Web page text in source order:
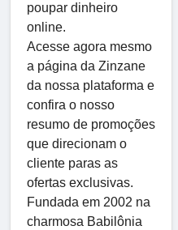
poupar dinheiro
online.
Acesse agora mesmo
a página da Zinzane
da nossa plataforma e
confira o nosso
resumo de promoções
que direcionam o
cliente paras as
ofertas exclusivas.
Fundada em 2002 na
charmosa Babilônia